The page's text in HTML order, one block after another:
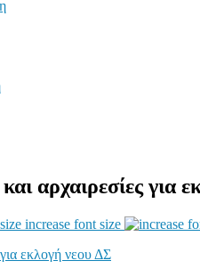
αρχαιρεσίες για
increase font size